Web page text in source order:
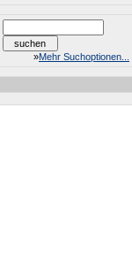
»Mehr Suchoptionen...